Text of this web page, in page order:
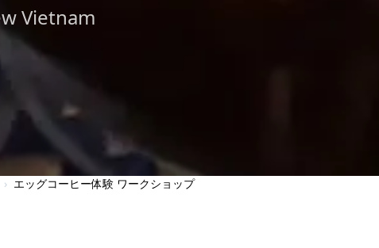
Vietnam
› エッグコーヒー体験 ワークショップ